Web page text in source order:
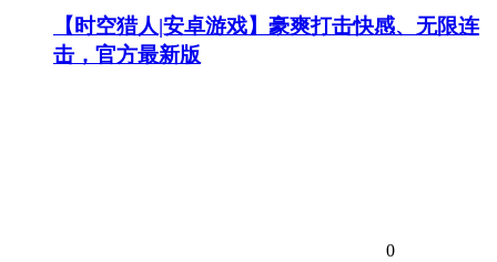
【时空猎人|安卓游戏】豪爽打击快感、无限连
击，官方最新版
0